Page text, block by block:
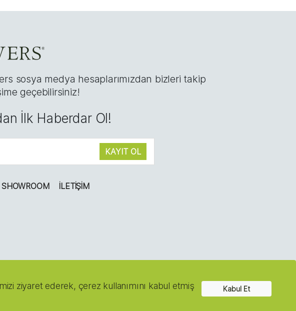
sosya medya hesaplarımızdan bizleri takip
geçebilirsiniz!
İlk Haberdar Ol!
SHOWROOM İLETIŞIM
Hakları Saklıdır. KVKK
ziyaret ederek, çerez kullanımını kabul etmiş
Kabul Et